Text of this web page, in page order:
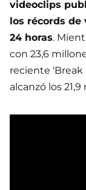
videoclips
los récords de
24 horas.
con 23,6
reciente
alcanzó los